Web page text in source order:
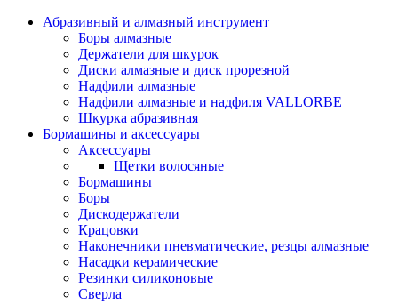
Абразивный и алмазный инструмент
Боры алмазные
Держатели для шкурок
Диски алмазные и диск прорезной
Надфили алмазные
Надфили алмазные и надфиля VALLORBE
Шкурка абразивная
Бормашины и аксессуары
Аксессуары
Щетки волосяные
Бормашины
Боры
Дискодержатели
Крацовки
Наконечники пневматические, резцы алмазные
Насадки керамические
Резинки силиконовые
Сверла